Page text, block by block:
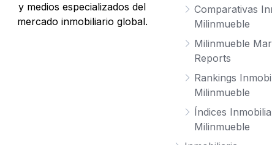
y medios especializados del
mercado inmobiliario global.
Comparativas
Milinmueble
Milinmueble
Reports
Rankings
Milinmueble
Índices
Milinmueble